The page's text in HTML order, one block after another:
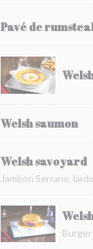
Pavé de
Welsh saumon
Welsh savoyard
Jambon Serrano,